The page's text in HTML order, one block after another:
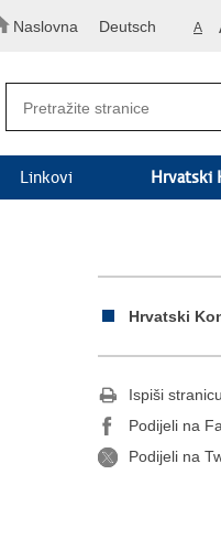
Naslovna Deutsch A
Linkovi Hrvatski
Hrvatski
Ispiši stranicu
Podijeli na
Podijeli na